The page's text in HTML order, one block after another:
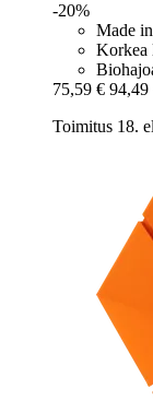
-20%
Made
Korkea
75,59 € 94,49
Toimitus 18.